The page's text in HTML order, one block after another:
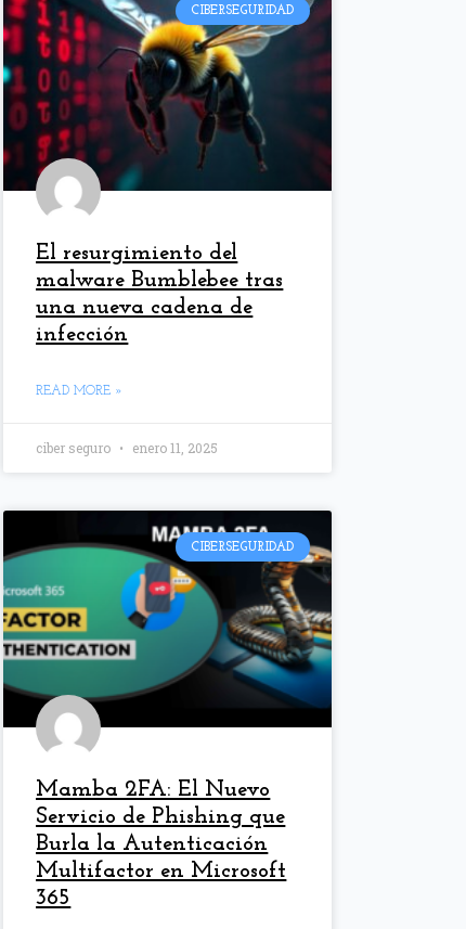
CIBERSEGURIDAD
El resurgimiento del
malware Bumblebee tras
una nueva cadena de
infección
READ MORE »
ciber seguro enero 11, 2025
CIBERSEGURIDAD
Mamba 2FA: El Nuevo
Servicio de Phishing que
Burla la Autenticación
Multifactor en Microsoft
365